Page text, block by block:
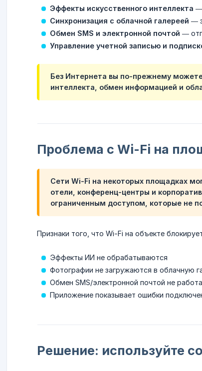
Эффекты искусственного интеллекта —
Синхронизация с облачной галереей —
Обмен SMS и электронной почтой —
Управление учетной записью и
Без Интернета вы по-прежнему
интеллекта, обмен информацией и
Проблема с Wi-Fi на
Сети Wi-Fi на некоторых площадках
отели, конференц-центры и
ограниченным доступом, которые не
Признаки того, что Wi-Fi на объекте
Эффекты ИИ не обрабатываются
Фотографии не загружаются в облачную
Обмен SMS/электронной почтой не
Приложение показывает ошибки
Решение: используйте